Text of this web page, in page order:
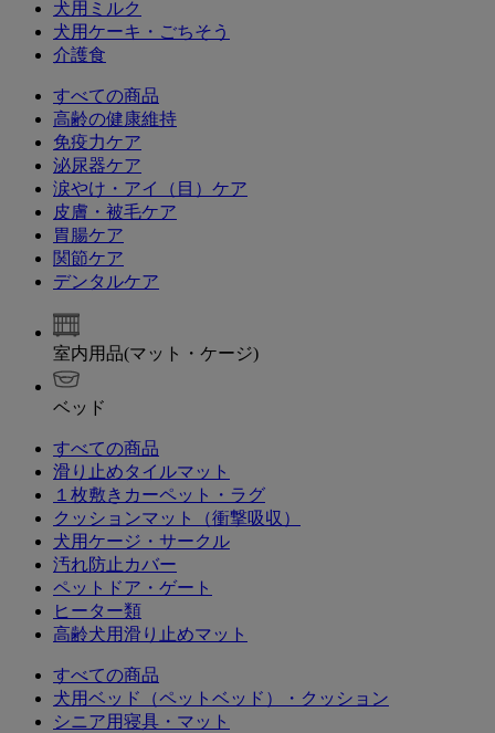
犬用ミルク
犬用ケーキ・ごちそう
介護食
すべての商品
高齢の健康維持
免疫力ケア
泌尿器ケア
涙やけ・アイ（目）ケア
皮膚・被毛ケア
胃腸ケア
関節ケア
デンタルケア
室内用品(マット・ケージ)
ベッド
すべての商品
滑り止めタイルマット
１枚敷きカーペット・ラグ
クッションマット（衝撃吸収）
犬用ケージ・サークル
汚れ防止カバー
ペットドア・ゲート
ヒーター類
高齢犬用滑り止めマット
すべての商品
犬用ベッド（ペットベッド）・クッション
シニア用寝具・マット